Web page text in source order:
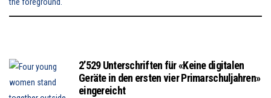
2’529 Unterschriften für «Keine digitalen
Geräte in den ersten vier Primarschuljahren»
eingereicht